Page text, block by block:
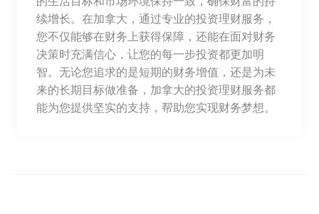
续增长。在加拿大，通过专业的投资理财服务，
您不仅能够在财务上获得保障，还能在面对财务
决策时充满信心，让您的每一步投资都更加明
智。无论您追求的是短期的财务增值，还是为未
来的长期目标做准备，加拿大的投资理财服务都
能为您提供坚实的支持，帮助您实现财务梦想。